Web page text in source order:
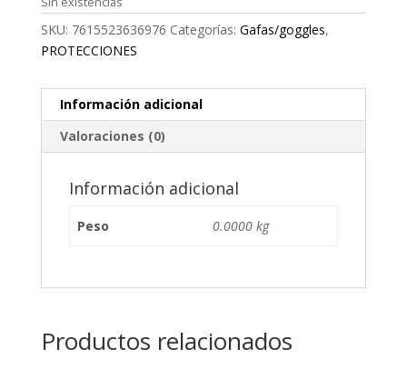
SKU: 7615523636976 Categorías: Gafas/goggles,
PROTECCIONES
Información adicional
Valoraciones (0)
Información adicional
Peso 0.0000 kg
Productos relacionados